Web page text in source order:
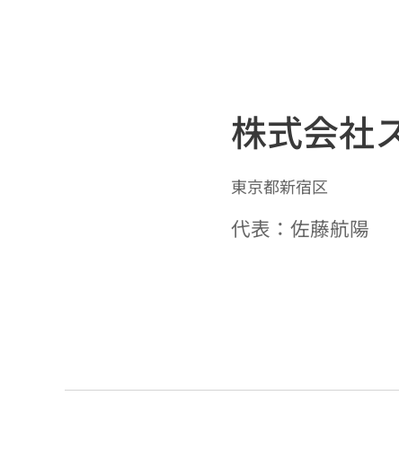
株式会社
東京都新宿区
代表：佐藤航陽